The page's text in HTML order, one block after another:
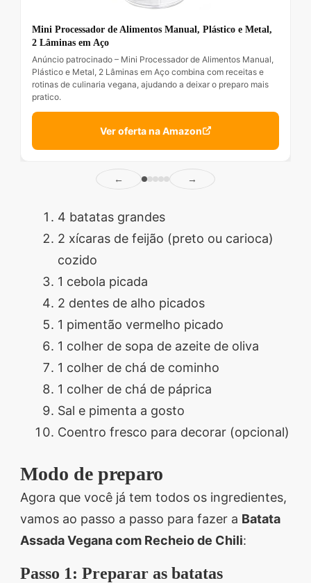
Mini Processador de Alimentos Manual, Plástico e Metal,
2 Lâminas em Aço
Anúncio patrocinado – Mini Processador de Alimentos Manual,
Plástico e Metal, 2 Lâminas em Aço combina com receitas e
rotinas de culinaria vegana, ajudando a deixar o preparo mais
pratico.
Ver oferta na Amazon
← →
4 batatas grandes
2 xícaras de feijão (preto ou carioca)
cozido
1 cebola picada
2 dentes de alho picados
1 pimentão vermelho picado
1 colher de sopa de azeite de oliva
1 colher de chá de cominho
1 colher de chá de páprica
Sal e pimenta a gosto
Coentro fresco para decorar (opcional)
Modo de preparo
Agora que você já tem todos os ingredientes,
vamos ao passo a passo para fazer a Batata
Assada Vegana com Recheio de Chili:
Passo 1: Preparar as batatas